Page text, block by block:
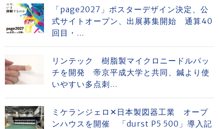
「page2027」ポスターデザイン決定、公
式サイトオープン、出展募集開始 通算40
回目・...
リンテック 樹脂製マイクロニードルパッ
チを開発 帝京平成大学と共同、鍼より使
いやすい多点刺...
ミケランジェロ✕日本製図器工業 オープ
ンハウスを開催 「durst P5 500」導入記